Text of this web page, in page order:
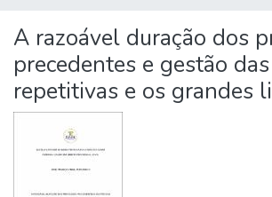
A razoável duração dos
precedentes e gestão
repetitivas e os grandes